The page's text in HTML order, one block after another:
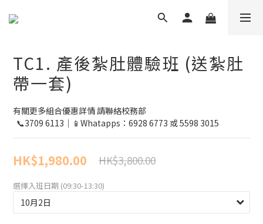
TC1. 產後紮肚體驗班 (送紮肚
帶一套)
有關更多組合優惠詳情 請聯絡校務部
  📞3709 6113｜📱Whatapps：6928 6773 或 5598 3015
HK$1,980.00 HK$3,800.00
選擇入班日期 (09:30-13:30)